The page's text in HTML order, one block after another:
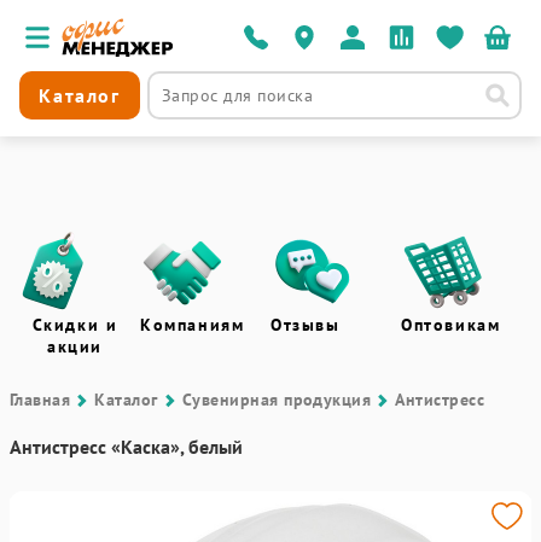
Каталог
Скидки и
акции
Компаниям Отзывы Оптовикам
Главная Каталог Сувенирная продукция Антистресс
Антистресс «Каска», белый